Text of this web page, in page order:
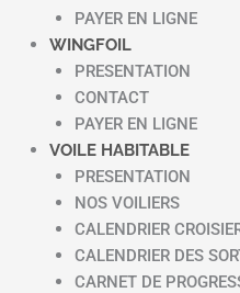
PAYER EN LIGNE
WINGFOIL
PRESENTATION
CONTACT
PAYER EN LIGNE
VOILE HABITABLE
PRESENTATION
NOS VOILIERS
CALENDRIER
CALENDRIER DES
CARNET DE